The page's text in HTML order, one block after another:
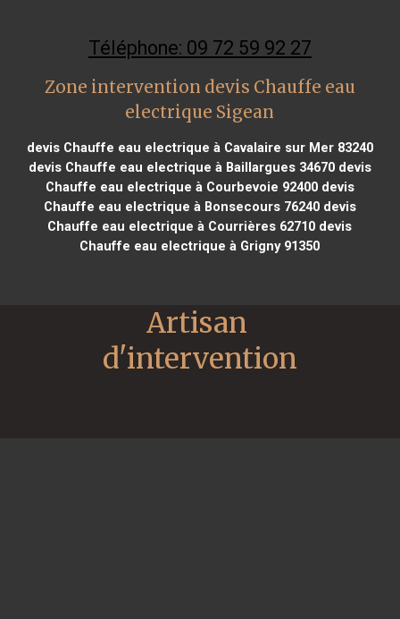
Téléphone: 09 72 59 92 27
Zone intervention devis Chauffe eau
electrique Sigean
devis Chauffe eau electrique à Cavalaire sur Mer 83240
devis Chauffe eau electrique à Baillargues 34670devis
Chauffe eau electrique à Courbevoie 92400devis
Chauffe eau electrique à Bonsecours 76240devis
Chauffe eau electrique à Courrières 62710 devis
Chauffe eau electrique à Grigny 91350
Artisan
d'intervention